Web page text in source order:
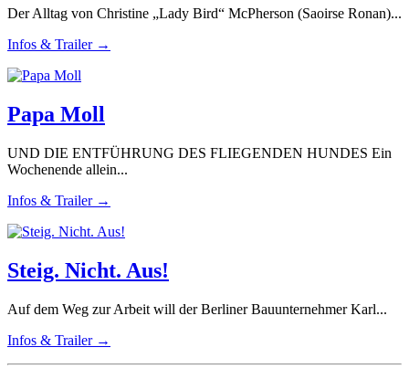
Der Alltag von Christine „Lady Bird“ McPherson (Saoirse Ronan)...
Infos & Trailer →
Papa Moll
UND DIE ENTFÜHRUNG DES FLIEGENDEN HUNDES Ein
Wochenende allein...
Infos & Trailer →
Steig. Nicht. Aus!
Auf dem Weg zur Arbeit will der Berliner Bauunternehmer Karl...
Infos & Trailer →